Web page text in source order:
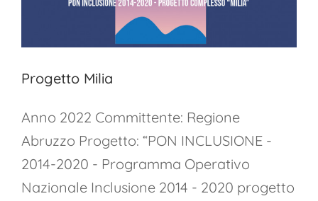
Progetto Milia
Anno 2022 Committente: Regione
Abruzzo Progetto: “PON INCLUSIONE -
2014-2020 - Programma Operativo
Nazionale Inclusione 2014 - 2020 progetto